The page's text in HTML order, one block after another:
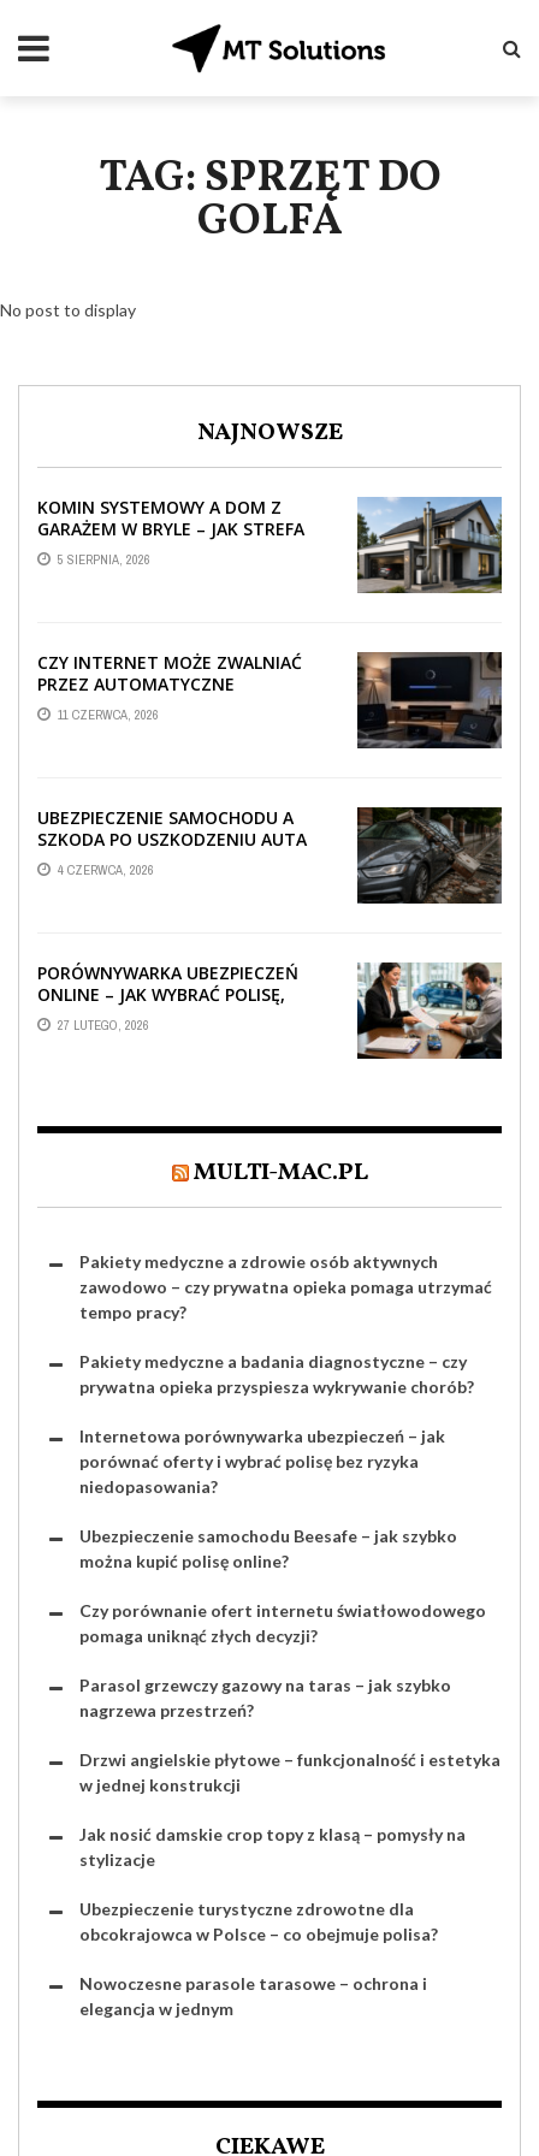
TAG: SPRZĘT DO
GOLFA
No post to display
NAJNOWSZE
KOMIN SYSTEMOWY A DOM Z
GARAŻEM W BRYLE – JAK STREFA
TECHNICZNA WPŁYWA NA
PROWADZENIE ...
5 SIERPNIA, 2026
CZY INTERNET MOŻE ZWALNIAĆ
PRZEZ AUTOMATYCZNE
AKTUALIZACJE SYSTEMÓW SMART
TV?
11 CZERWCA, 2026
UBEZPIECZENIE SAMOCHODU A
SZKODA PO USZKODZENIU AUTA
PRZEZ SPADAJĄCY FRAGMENT
OGRODZENIA
4 CZERWCA, 2026
PORÓWNYWARKA UBEZPIECZEŃ
ONLINE – JAK WYBRAĆ POLISĘ,
KTÓRA REALNIE CHRONI TWÓJ
MAJĄTEK?
27 LUTEGO, 2026
MULTI-MAC.PL
Pakiety medyczne a zdrowie osób aktywnych
zawodowo – czy prywatna opieka pomaga utrzymać
tempo pracy?
Pakiety medyczne a badania diagnostyczne – czy
prywatna opieka przyspiesza wykrywanie chorób?
Internetowa porównywarka ubezpieczeń – jak
porównać oferty i wybrać polisę bez ryzyka
niedopasowania?
Ubezpieczenie samochodu Beesafe – jak szybko
można kupić polisę online?
Czy porównanie ofert internetu światłowodowego
pomaga uniknąć złych decyzji?
Parasol grzewczy gazowy na taras – jak szybko
nagrzewa przestrzeń?
Drzwi angielskie płytowe – funkcjonalność i estetyka
w jednej konstrukcji
Jak nosić damskie crop topy z klasą – pomysły na
stylizacje
Ubezpieczenie turystyczne zdrowotne dla
obcokrajowca w Polsce – co obejmuje polisa?
Nowoczesne parasole tarasowe – ochrona i
elegancja w jednym
CIEKAWE